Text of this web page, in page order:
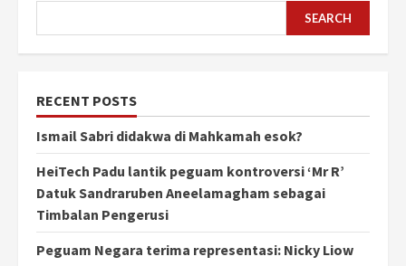
SEARCH
RECENT POSTS
Ismail Sabri didakwa di Mahkamah esok?
HeiTech Padu lantik peguam kontroversi ‘Mr R’
Datuk Sandraruben Aneelamagham sebagai
Timbalan Pengerusi
Peguam Negara terima representasi: Nicky Liow